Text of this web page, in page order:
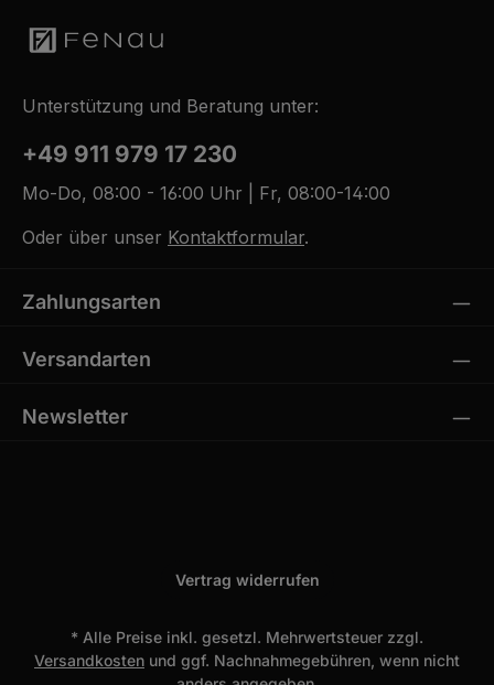
Unterstützung und Beratung unter:
+49 911 979 17 230
Mo-Do, 08:00 - 16:00 Uhr | Fr, 08:00-14:00
Oder über unser Kontaktformular.
Zahlungsarten
Versandarten
Newsletter
Vertrag widerrufen
* Alle Preise inkl. gesetzl. Mehrwertsteuer zzgl.
Versandkosten und ggf. Nachnahmegebühren, wenn nicht